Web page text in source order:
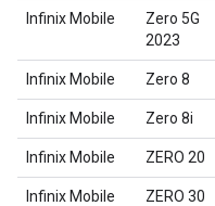
Infinix Mobile
Zero 5G
2023
Infinix Mobile Zero 8
Infinix Mobile Zero 8i
Infinix Mobile ZERO 20
Infinix Mobile ZERO 30